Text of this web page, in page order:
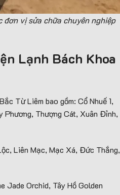
đơn vị sửa chữa chuyên nghiệp
Lạnh Bách Khoa
Từ Liêm bao gồm: Cổ Nhuế 1,
Phương, Thượng Cát, Xuân Đỉnh,
Liên Mạc, Mạc Xá, Đức Thắng,
Jade Orchid, Tây Hồ Golden